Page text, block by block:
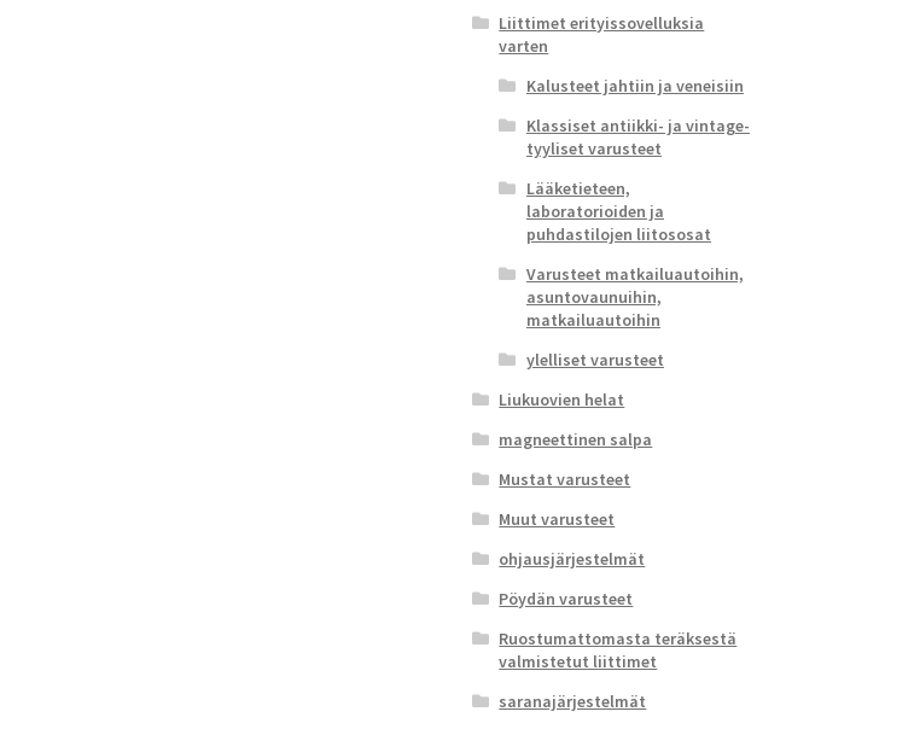
Liittimet erityissovelluksia
varten
Kalusteet jahtiin ja veneisiin
Klassiset antiikki- ja vintage-
tyyliset varusteet
Lääketieteen,
laboratorioiden ja
puhdastilojen liitososat
Varusteet matkailuautoihin,
asuntovaunuihin,
matkailuautoihin
ylelliset varusteet
Liukuovien helat
magneettinen salpa
Mustat varusteet
Muut varusteet
ohjausjärjestelmät
Pöydän varusteet
Ruostumattomasta teräksestä
valmistetut liittimet
saranajärjestelmät